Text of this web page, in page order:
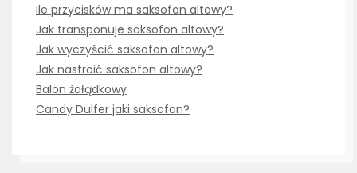
Ile przycisków ma saksofon altowy?
Jak transponuje saksofon altowy?
Jak wyczyścić saksofon altowy?
Jak nastroić saksofon altowy?
Balon żołądkowy
Candy Dulfer jaki saksofon?